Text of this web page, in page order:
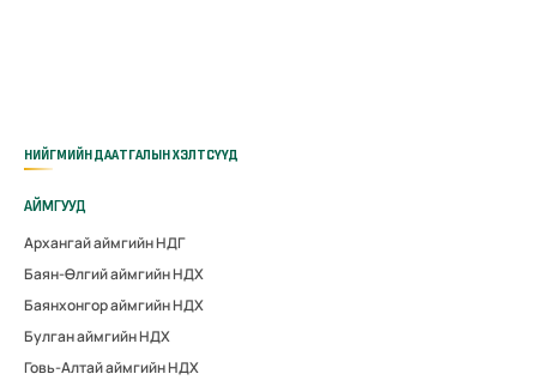
НИЙГМИЙН ДААТГАЛЫН ХЭЛТСҮҮД
АЙМГУУД
Архангай аймгийн НДГ
Баян-Өлгий аймгийн НДХ
Баянхонгор аймгийн НДХ
Булган аймгийн НДХ
Говь-Алтай аймгийн НДХ